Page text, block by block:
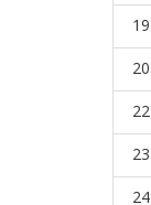
19
20
22
23
24